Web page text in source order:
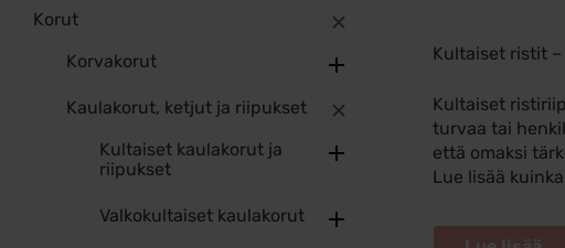
Korut
Korvakorut
Kaulakorut, ketjut ja riipukset
Kultaiset kaulakorut ja
riipukset
Valkokultaiset kaulakorut
Kultaiset ristit
Kultaiset
turvaa tai
että omaksi
Lue lisää